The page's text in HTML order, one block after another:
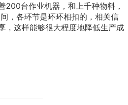
200台作业机器，和上千种物料，
，各环节是环环相扣的，相关信
，这样能够很大程度地降低生产成